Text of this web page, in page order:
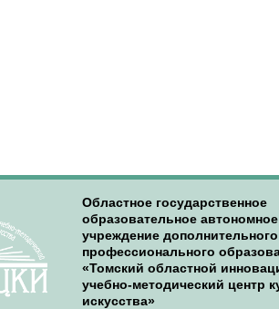
Областное государственное
образовательное автономное
учреждение дополнительного
профессионального
«Томский областной
учебно-методический центр
искусства»